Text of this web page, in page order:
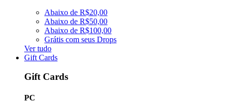
Abaixo de R$20,00
Abaixo de R$50,00
Abaixo de R$100,00
Grátis com seus Drops
Ver tudo
Gift Cards
Gift Cards
PC